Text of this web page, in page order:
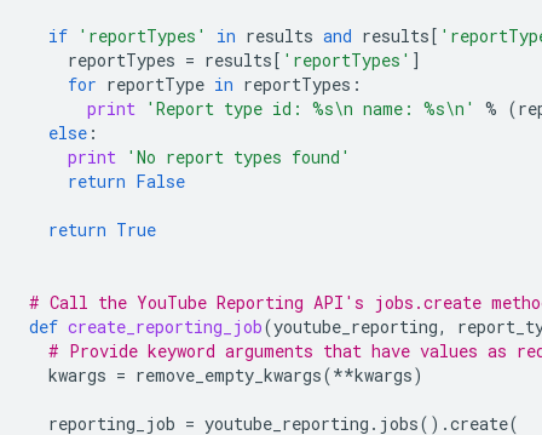
if 'reportTypes' in results and results[
reportTypes = results[ 'reportTypes' ]
for reportType in reportTypes :
print 'Report type id: %s\n name: %s\n ' % (
else :
print 'No report types found'
return False
return True
# Call the YouTube Reporting API's jobs.create
def create_reporting_job(youtube_reporting,
# Provide keyword arguments that have values as
kwargs = remove_empty_kwargs(**kwargs)
reporting_job = youtube_reporting . jobs() .create(